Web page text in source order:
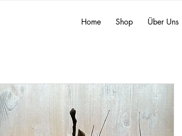
Home Shop Über Uns